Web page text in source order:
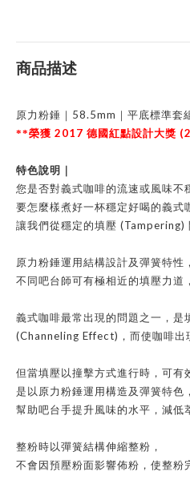
商品描述
原力粉錘｜ 58.5mm ｜平底標準套
**榮獲 2017 德國紅點設計大獎
特色說明｜
您是否對義式咖啡的流速或風味不
要怎麼樣煮好一杯穩定好喝的義式
讓我們從穩定的填壓 (Tampering)
原力粉錘運用結構設計及彈簧特性
不同吧台師可有極相近的填壓力道
義式咖啡最常出現的問題之一，是
(Channeling Effect) ，而使咖啡出
但當填壓以撞擊方式進行時，可有
是以原力粉錘運用構造及彈簧特色
幫助吧台手提升風味的水平，減低
整粉時以彈簧結構伸縮整粉，
不會因預壓粉面影響佈粉，使整粉